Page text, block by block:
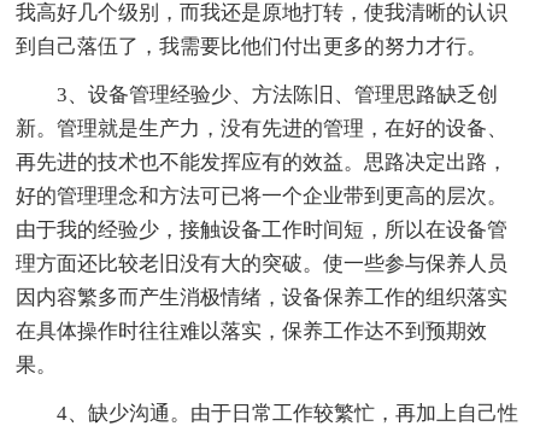
我高好几个级别，而我还是原地打转，使我清晰的认识
到自己落伍了，我需要比他们付出更多的努力才行。
3、设备管理经验少、方法陈旧、管理思路缺乏创
新。管理就是生产力，没有先进的管理，在好的设备、
再先进的技术也不能发挥应有的效益。思路决定出路，
好的管理理念和方法可已将一个企业带到更高的层次。
由于我的经验少，接触设备工作时间短，所以在设备管
理方面还比较老旧没有大的突破。使一些参与保养人员
因内容繁多而产生消极情绪，设备保养工作的组织落实
在具体操作时往往难以落实，保养工作达不到预期效
果。
4、缺少沟通。由于日常工作较繁忙，再加上自己性